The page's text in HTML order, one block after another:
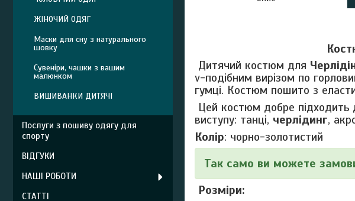
Дитячий костюм для
v-подібним вирізом по
гумці. Костюм пошито з
Цей костюм добре підходить
виступу: танці, черлідинг,
Колір: чорно-золотистий
Так само ви можете
Розміри:
ЖІНОЧИЙ ОДЯГ
Маски для сну з натурального
шовку
Сувеніри, чашки з вашим
малюнком
ВИШИВАНКИ ДИТЯЧІ
Послуги з пошиву одягу для
спорту
ВІДГУКИ
НАШІ РОБОТИ
СТАТТІ